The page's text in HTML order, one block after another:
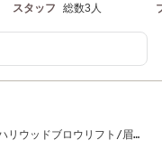
スタッフ 総数3人
リウッドブロウリフト/眉ワ